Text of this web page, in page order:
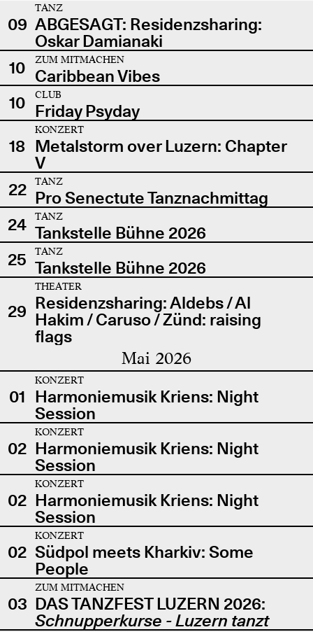
09
TANZ
ABGESAGT: Residenzsharing:
Oskar Damianaki
10
ZUM MITMACHEN
Caribbean Vibes
10
CLUB
Friday Psyday
18
KONZERT
Metalstorm over Luzern: Chapter
V
22
TANZ
Pro Senectute Tanznachmittag
24
TANZ
Tankstelle Bühne 2026
25
TANZ
Tankstelle Bühne 2026
29
THEATER
Residenzsharing: Aldebs / Al
Hakim / Caruso / Zünd: raising
flags
Mai 2026
01
KONZERT
Harmoniemusik Kriens: Night
Session
02
KONZERT
Harmoniemusik Kriens: Night
Session
02
KONZERT
Harmoniemusik Kriens: Night
Session
02
KONZERT
Südpol meets Kharkiv: Some
People
03
ZUM MITMACHEN
DAS TANZFEST LUZERN 2026:
Schnupperkurse - Luzern tanzt